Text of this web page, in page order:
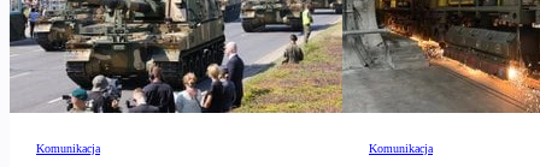
Komunikacja Komunikacja